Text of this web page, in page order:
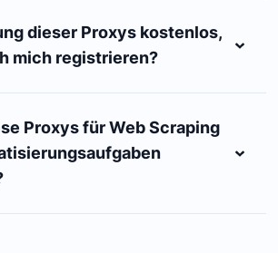
dieser Proxys kostenlos,
mich registrieren?
Proxys für Web Scraping